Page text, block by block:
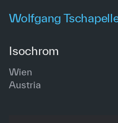
content
Wolfgang
Isochrom
Wien
Austria